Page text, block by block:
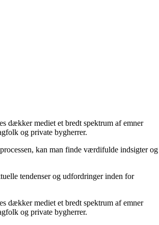
dækker mediet et bredt spektrum af emner
og private bygherrer.
kan man finde værdifulde indsigter og
tendenser og udfordringer inden for
dækker mediet et bredt spektrum af emner
og private bygherrer.